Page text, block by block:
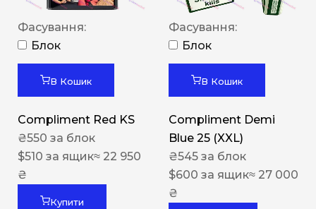
Фасування:
Блок
В Кошик
Compliment Red KS
₴550 за блок
$510 за ящик≈ 22 950
₴
Купити
Фасування:
Блок
В Кошик
Compliment Demi
Blue 25 (XXL)
₴545 за блок
$600 за ящик≈ 27 000
₴